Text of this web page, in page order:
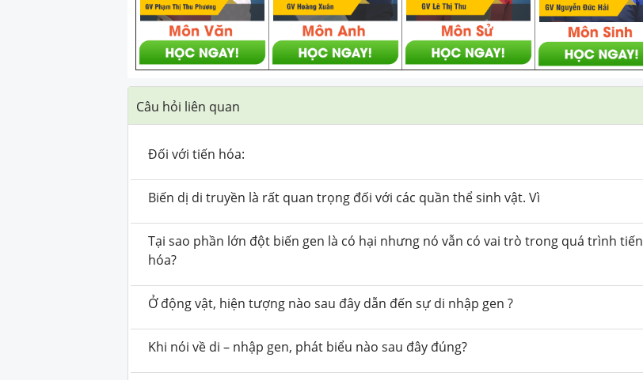
Câu hỏi liên quan
Đối với tiến hóa:
Biến dị di truyền là rất quan trọng đối với các quần thể sinh vật. Vì
Tại sao phần lớn đột biến gen là có hại nhưng nó vẫn có vai trò trong quá trình tiến
hóa?
Ở động vật, hiện tượng nào sau đây dẫn đến sự di nhập gen ?
Khi nói về di – nhập gen, phát biểu nào sau đây đúng?